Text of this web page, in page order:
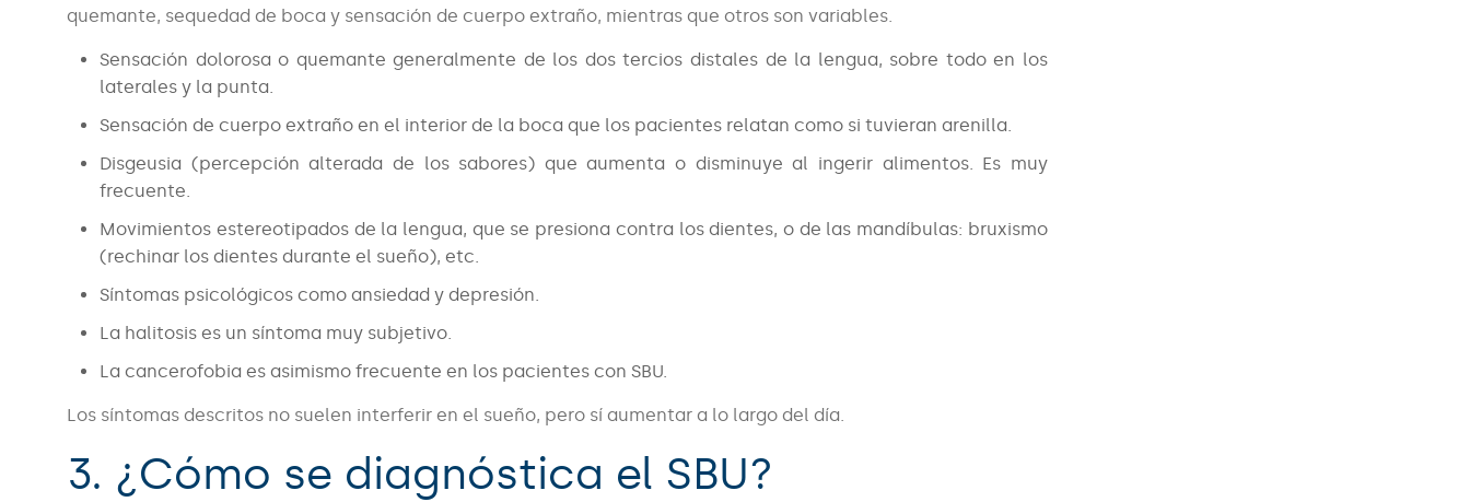
quemante, sequedad de boca y sensación de cuerpo extraño, mientras que otros son variables.
Sensación dolorosa o quemante generalmente de los dos tercios distales de la lengua, sobre todo en los
laterales y la punta.
Sensación de cuerpo extraño en el interior de la boca que los pacientes relatan como si tuvieran arenilla.
Disgeusia (percepción alterada de los sabores) que aumenta o disminuye al ingerir alimentos. Es muy
frecuente.
Movimientos estereotipados de la lengua, que se presiona contra los dientes, o de las mandíbulas: bruxismo
(rechinar los dientes durante el sueño), etc.
Síntomas psicológicos como ansiedad y depresión.
La halitosis es un síntoma muy subjetivo.
La cancerofobia es asimismo frecuente en los pacientes con SBU.
Los síntomas descritos no suelen interferir en el sueño, pero sí aumentar a lo largo del día.
3. ¿Cómo se diagnóstica el SBU?